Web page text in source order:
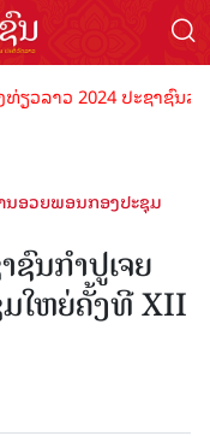
ວລາວ 2024 ປະຊາຊົນລ
ນອວຍພອນກອງປະຊຸມ
ນກໍາປູເຈຍ
ໃຫຍ່ຄັ້ງທີ XII